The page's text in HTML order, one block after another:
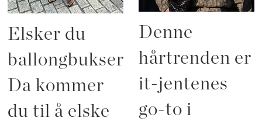
Elsker du
ballongbukser?
Da kommer
du til å elske
Denne
hårtrenden er
it-jentenes
go-to i